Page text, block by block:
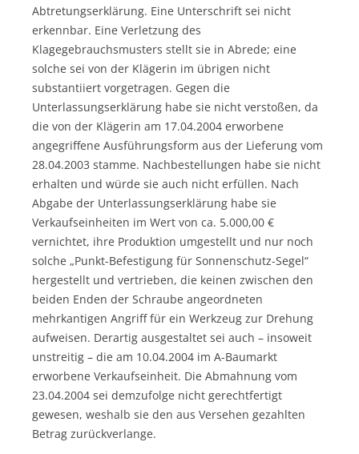
Abtretungserklärung. Eine Unterschrift sei nicht
erkennbar. Eine Verletzung des
Klagegebrauchsmusters stellt sie in Abrede; eine
solche sei von der Klägerin im übrigen nicht
substantiiert vorgetragen. Gegen die
Unterlassungserklärung habe sie nicht verstoßen, da
die von der Klägerin am 17.04.2004 erworbene
angegriffene Ausführungsform aus der Lieferung vom
28.04.2003 stamme. Nachbestellungen habe sie nicht
erhalten und würde sie auch nicht erfüllen. Nach
Abgabe der Unterlassungserklärung habe sie
Verkaufseinheiten im Wert von ca. 5.000,00 €
vernichtet, ihre Produktion umgestellt und nur noch
solche „Punkt-Befestigung für Sonnenschutz-Segel“
hergestellt und vertrieben, die keinen zwischen den
beiden Enden der Schraube angeordneten
mehrkantigen Angriff für ein Werkzeug zur Drehung
aufweisen. Derartig ausgestaltet sei auch – insoweit
unstreitig – die am 10.04.2004 im A-Baumarkt
erworbene Verkaufseinheit. Die Abmahnung vom
23.04.2004 sei demzufolge nicht gerechtfertigt
gewesen, weshalb sie den aus Versehen gezahlten
Betrag zurückverlange.